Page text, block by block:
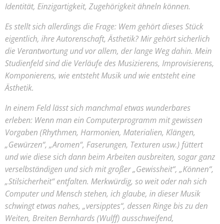
Identität, Einzigartigkeit, Zugehörigkeit ähneln können.
Es stellt sich allerdings die Frage: Wem gehört dieses Stück
eigentlich, ihre Autorenschaft, Ästhetik? Mir gehört sicherlich
die Verantwortung und vor allem, der lange Weg dahin. Mein
Studienfeld sind die Verläufe des Musizierens, Improvisierens,
Komponierens, wie entsteht Musik und wie entsteht eine
Ästhetik.
In einem Feld lässt sich manchmal etwas wunderbares
erleben: Wenn man ein Computerprogramm mit gewissen
Vorgaben (Rhythmen, Harmonien, Materialien, Klängen,
„Gewürzen“, „Aromen“, Faserungen, Texturen usw.) füttert
und wie diese sich dann beim Arbeiten ausbreiten, sogar ganz
verselbständigen und sich mit großer „Gewissheit“, „Können“,
„Stilsicherheit“ entfalten. Merkwürdig, so weit oder nah sich
Computer und Mensch stehen, ich glaube, in dieser Musik
schwingt etwas nahes, „versipptes“, dessen Ringe bis zu den
Weiten, Breiten Bernhards(Wulff) ausschweifend,